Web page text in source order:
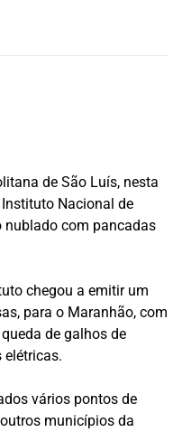
de São Luís, nesta
Nacional de
nublado com pancadas
chegou a emitir um
para o Maranhão, com
de galhos de
elétricas.
vários pontos de
municípios da